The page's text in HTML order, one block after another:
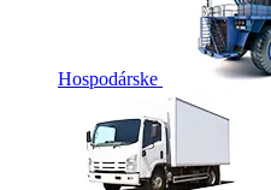
Hospodárske